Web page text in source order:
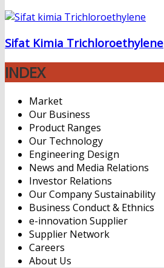
Sifat Kimia Trichloroethylene
INDEX
Market
Our Business
Product Ranges
Our Technology
Engineering Design
News and Media Relations
Investor Relations
Our Company Sustainability
Business Conduct & Ethnics
e-innovation Supplier
Supplier Network
Careers
About Us